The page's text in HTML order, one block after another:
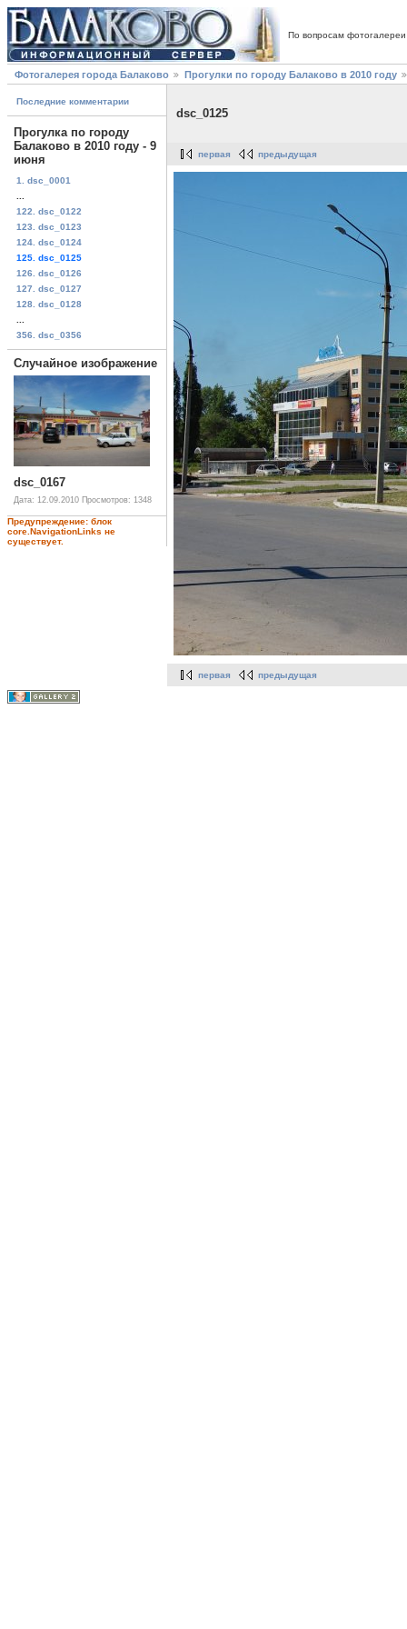
По вопросам
Фотогалерея города Балаково Прогулки по городу Балаково в 2010 году
Последние комментарии
Прогулка по городу
Балаково в 2010 году - 9
июня
1. dsc_0001
122. dsc_0122
123. dsc_0123
124. dsc_0124
125. dsc_0125
126. dsc_0126
127. dsc_0127
128. dsc_0128
356. dsc_0356
Случайное изображение
dsc_0167
Дата: 12.09.2010 Просмотров: 1348
Предупреждение: блок
core.NavigationLinks не
существует.
dsc_0125
первая предыдущая
первая предыдущая